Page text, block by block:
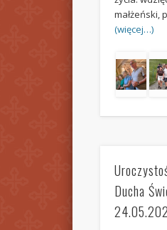
małżeński,
(więcej…)
Ducha